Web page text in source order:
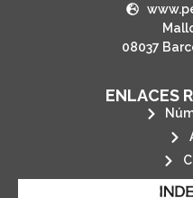
08037
ENLACES